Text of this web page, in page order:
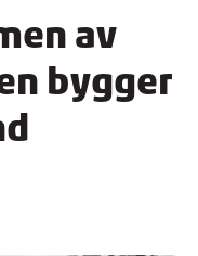
av
bygger